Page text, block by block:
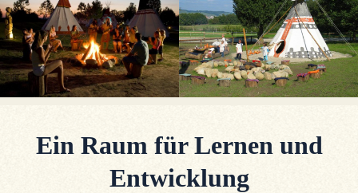
Ein Raum für Lernen und
Entwicklung